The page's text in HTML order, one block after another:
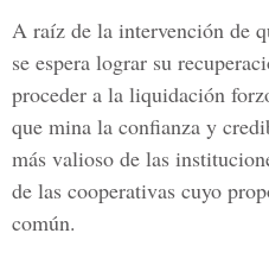
A raíz de la intervención de
se espera lograr su
proceder a la liquidación
que mina la confianza y
más valioso de las
de las cooperativas cuyo
común.